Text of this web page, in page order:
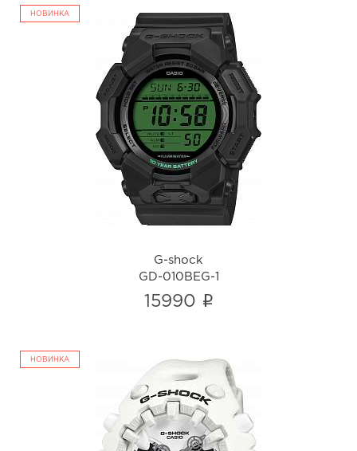
НОВИНКА
G-shock
GD-010BEG-1
i
G-shock
GD-010BEG-1
15990 i
НОВИНКА